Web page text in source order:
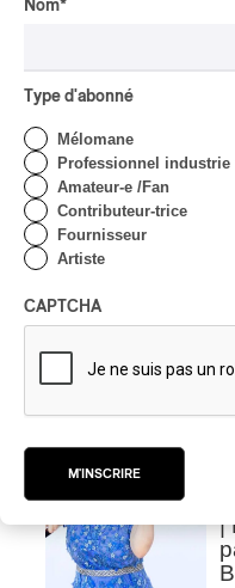
|
|
Nom*
Type d'abonné
Mélomane
Professionnel industrie
Amateur-e /Fan
Contributeur-trice
Fournisseur
Artiste
CAPTCHA
M'INSCRIRE